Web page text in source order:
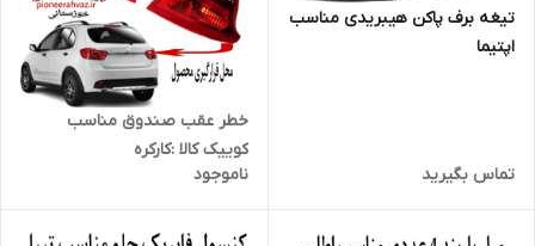
تیغه برف پاکن هیبریدی مناسب
اپتیما
تماس بگیرید
خطر عقب صندوق مناسب
کوییک کالا :کارکره
ناموجود